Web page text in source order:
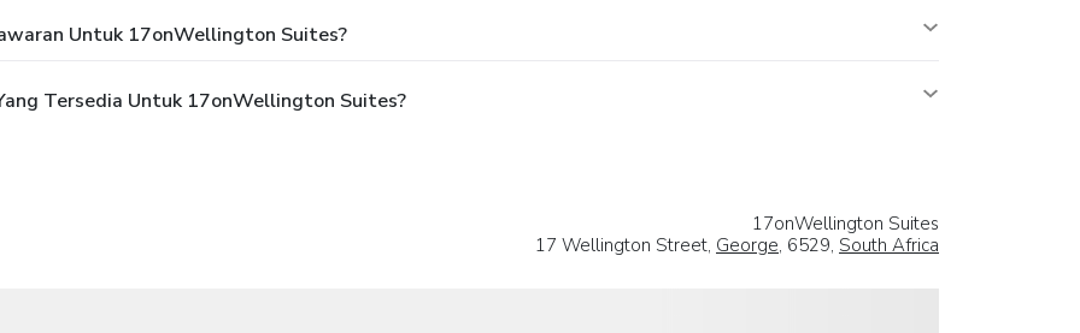
Untuk 17onWellington Suites?
Tersedia Untuk 17onWellington Suites?
17onWellington Suites
17 Wellington Street, George, 6529, South Africa